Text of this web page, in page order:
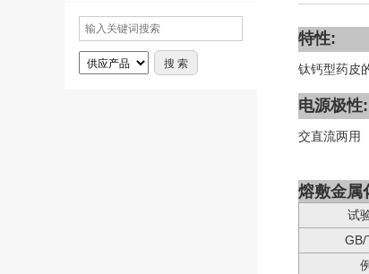
特性:
钛钙型药皮
电源极性:
交直流两用
熔敷金属
试